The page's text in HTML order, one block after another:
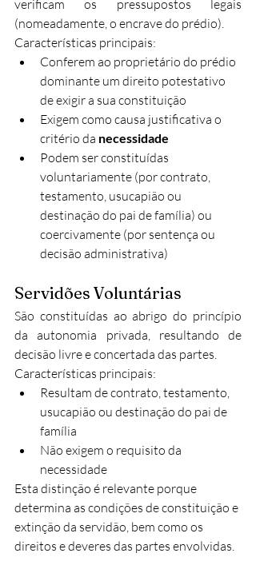
verificam os pressupostos legais
(nomeadamente, o encrave do prédio).
Características principais:
Conferem ao proprietário do prédio
dominante um direito potestativo
de exigir a sua constituição
Exigem como causa justificativa o
critério da necessidade
Podem ser constituídas
voluntariamente (por contrato,
testamento, usucapião ou
destinação do pai de família) ou
coercivamente (por sentença ou
decisão administrativa)
Servidões Voluntárias
São constituídas ao abrigo do princípio
da autonomia privada, resultando de
decisão livre e concertada das partes.
Características principais:
Resultam de contrato, testamento,
usucapião ou destinação do pai de
família
Não exigem o requisito da
necessidade
Esta distinção é relevante porque
determina as condições de constituição e
extinção da servidão, bem como os
direitos e deveres das partes envolvidas.